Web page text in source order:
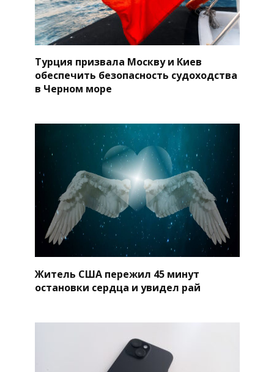
Турция призвала Москву и Киев
обеспечить безопасность судоходства
в Черном море
Житель США пережил 45 минут
остановки сердца и увидел рай